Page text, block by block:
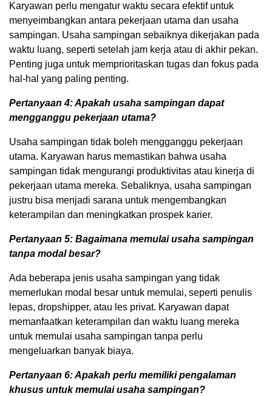
Karyawan perlu mengatur waktu secara efektif untuk
menyeimbangkan antara pekerjaan utama dan usaha
sampingan. Usaha sampingan sebaiknya dikerjakan pada
waktu luang, seperti setelah jam kerja atau di akhir pekan.
Penting juga untuk memprioritaskan tugas dan fokus pada
hal-hal yang paling penting.
Pertanyaan 4: Apakah usaha sampingan dapat
mengganggu pekerjaan utama?
Usaha sampingan tidak boleh mengganggu pekerjaan
utama. Karyawan harus memastikan bahwa usaha
sampingan tidak mengurangi produktivitas atau kinerja di
pekerjaan utama mereka. Sebaliknya, usaha sampingan
justru bisa menjadi sarana untuk mengembangkan
keterampilan dan meningkatkan prospek karier.
Pertanyaan 5: Bagaimana memulai usaha sampingan
tanpa modal besar?
Ada beberapa jenis usaha sampingan yang tidak
memerlukan modal besar untuk memulai, seperti penulis
lepas, dropshipper, atau les privat. Karyawan dapat
memanfaatkan keterampilan dan waktu luang mereka
untuk memulai usaha sampingan tanpa perlu
mengeluarkan banyak biaya.
Pertanyaan 6: Apakah perlu memiliki pengalaman
khusus untuk memulai usaha sampingan?